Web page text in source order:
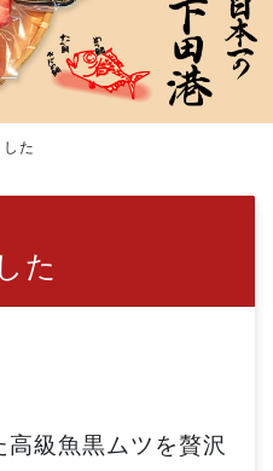
た
た
級魚黒ムツを贅沢